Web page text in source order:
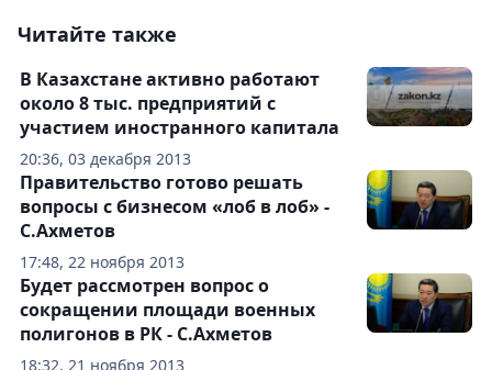
Читайте также
20:36, 03 декабря 2013
В Казахстане активно работают
около 8 тыс. предприятий с
участием иностранного капитала
17:48, 22 ноября 2013
Правительство готово решать
вопросы с бизнесом «лоб в лоб» -
С.Ахметов
18:32, 21 ноября 2013
Будет рассмотрен вопрос о
сокращении площади военных
полигонов в РК - С.Ахметов